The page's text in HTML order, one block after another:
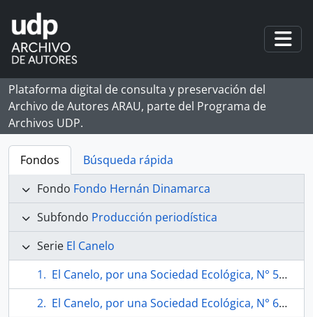
Skip to main content
Plataforma digital de consulta y preservación del
Archivo de Autores ARAU, parte del Programa de
Archivos UDP.
Fondos
Búsqueda rápida
Fondo Fondo Hernán Dinamarca
Subfondo Producción periodística
Serie El Canelo
El Canelo, por una Sociedad Ecológica, N° 58 (octubre 1994)
El Canelo, por una Sociedad Ecológica, N° 60 (diciembre 1994)